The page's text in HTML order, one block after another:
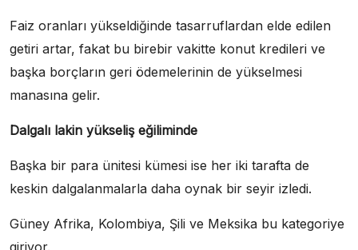
Faiz oranları yükseldiğinde tasarruflardan elde edilen
getiri artar, fakat bu birebir vakitte konut kredileri ve
başka borçların geri ödemelerinin de yükselmesi
manasına gelir.
Dalgalı lakin yükseliş eğiliminde
Başka bir para ünitesi kümesi ise her iki tarafta de
keskin dalgalanmalarla daha oynak bir seyir izledi.
Güney Afrika, Kolombiya, Şili ve Meksika bu kategoriye